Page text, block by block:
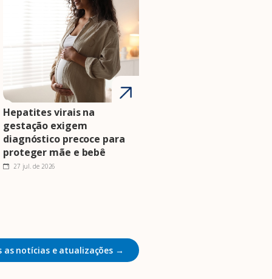
Hepatites virais na
gestação exigem
diagnóstico precoce para
proteger mãe e bebê
27 jul. de 2026
as notícias e atualizações →